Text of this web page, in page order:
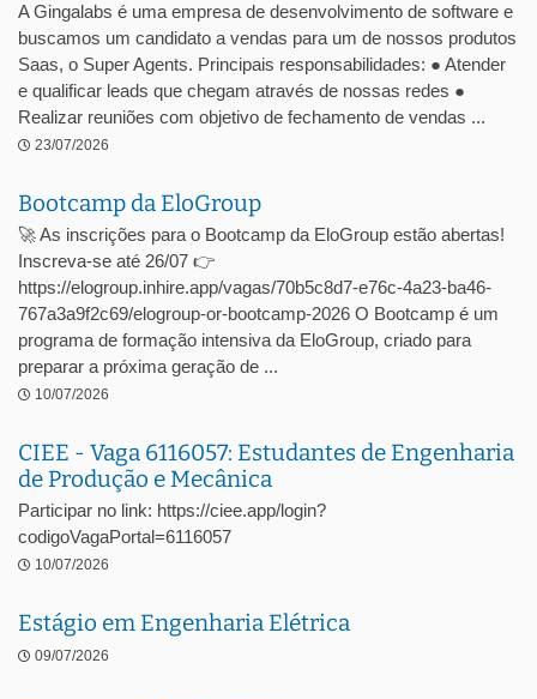
A Gingalabs é uma empresa de desenvolvimento de software e
buscamos um candidato a vendas para um de nossos produtos
Saas, o Super Agents. Principais responsabilidades: ● Atender
e qualificar leads que chegam através de nossas redes ●
Realizar reuniões com objetivo de fechamento de vendas ...
23/07/2026
Bootcamp da EloGroup
🚀 As inscrições para o Bootcamp da EloGroup estão abertas!
Inscreva-se até 26/07 👉
https://elogroup.inhire.app/vagas/70b5c8d7-e76c-4a23-ba46-
767a3a9f2c69/elogroup-or-bootcamp-2026 O Bootcamp é um
programa de formação intensiva da EloGroup, criado para
preparar a próxima geração de ...
10/07/2026
CIEE - Vaga 6116057: Estudantes de Engenharia
de Produção e Mecânica
Participar no link: https://ciee.app/login?
codigoVagaPortal=6116057
10/07/2026
Estágio em Engenharia Elétrica
09/07/2026